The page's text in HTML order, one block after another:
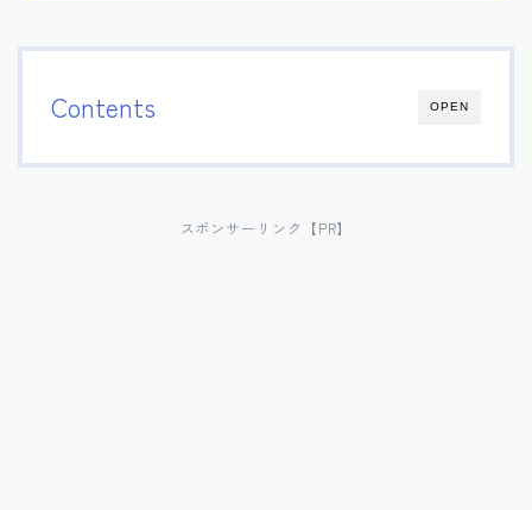
OPEN
Contents
スポンサーリンク【PR】